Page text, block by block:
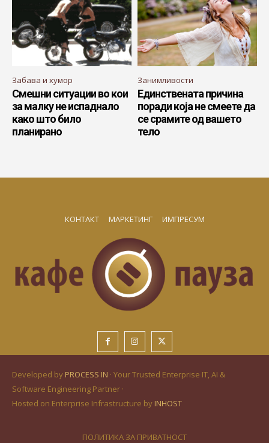
Забава и хумор
Смешни ситуации во кои
за малку не испаднало
како што било
планирано
Занимливости
Единствената причина
поради која не смеете да
се срамите од вашето
тело
КОНТАКТ МАРКЕТИНГ ИМПРЕСУМ
Developed by PROCESS IN · Your Trusted Enterprise IT, AI &
Software Engineering Partner ·
Hosted on Enterprise Infrastructure by INHOST
ПОЛИТИКА ЗА ПРИВАТНОСТ